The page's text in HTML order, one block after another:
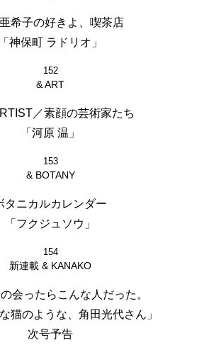
希子の好きよ、喫茶店
「神保町 ラドリオ」
152
& ART
／素顔の芸術家たち
「河原 温」
153
& BOTANY
タニカルカレンダー
「フクジュソウ」
154
新連載 & KANAKO
会ったらこんな人だった。
猫のような、角田光代さん」
次号予告